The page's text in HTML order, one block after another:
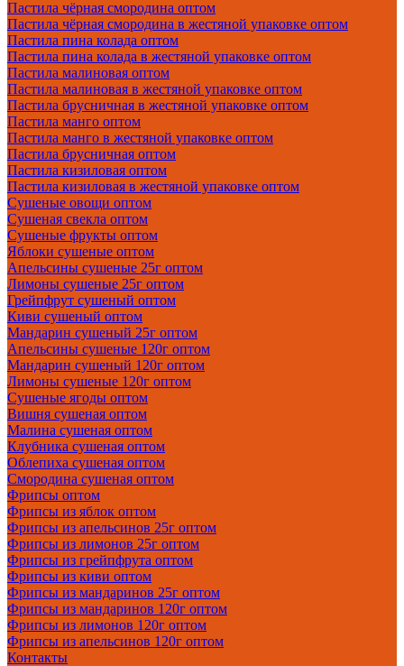
Пастила чёрная смородина оптом
Пастила чёрная смородина в жестяной упаковке оптом
Пастила пина колада оптом
Пастила пина колада в жестяной упаковке оптом
Пастила малиновая оптом
Пастила малиновая в жестяной упаковке оптом
Пастила брусничная в жестяной упаковке оптом
Пастила манго оптом
Пастила манго в жестяной упаковке оптом
Пастила брусничная оптом
Пастила кизиловая оптом
Пастила кизиловая в жестяной упаковке оптом
Сушеные овощи оптом
Сушеная свекла оптом
Сушеные фрукты оптом
Яблоки сушеные оптом
Апельсины сушеные 25г оптом
Лимоны сушеные 25г оптом
Грейпфрут сушеный оптом
Киви сушеный оптом
Мандарин сушеный 25г оптом
Апельсины сушеные 120г оптом
Мандарин сушеный 120г оптом
Лимоны сушеные 120г оптом
Сушеные ягоды оптом
Вишня сушеная оптом
Малина сушеная оптом
Клубника сушеная оптом
Облепиха сушеная оптом
Смородина сушеная оптом
Фрипсы оптом
Фрипсы из яблок оптом
Фрипсы из апельсинов 25г оптом
Фрипсы из лимонов 25г оптом
Фрипсы из грейпфрута оптом
Фрипсы из киви оптом
Фрипсы из мандаринов 25г оптом
Фрипсы из мандаринов 120г оптом
Фрипсы из лимонов 120г оптом
Фрипсы из апельсинов 120г оптом
Контакты